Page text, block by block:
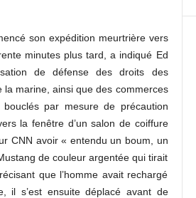
son expédition meurtrière vers
minutes plus tard, a indiqué Ed
de défense des droits des
marine, ainsi que des commerces
par mesure de précaution
la fenêtre d’un salon de coiffure
CNN avoir « entendu un boum, un
de couleur argentée qui tirait
que l’homme avait rechargé
il s’est ensuite déplacé avant de